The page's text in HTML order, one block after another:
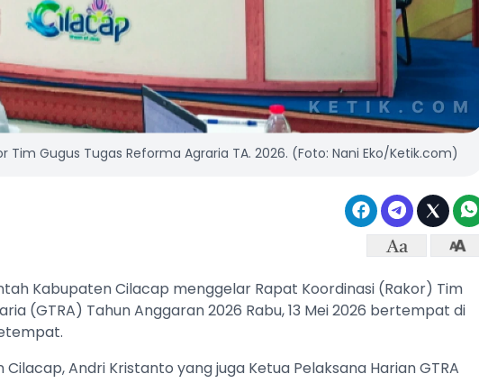
Tim Gugus Tugas Reforma Agraria TA. 2026. (Foto: Nani Eko/Ketik.com)
Kabupaten Cilacap menggelar Rapat Koordinasi (Rakor) Tim
(GTRA) Tahun Anggaran 2026 Rabu, 13 Mei 2026 bertempat di
Andri Kristanto yang juga Ketua Pelaksana Harian GTRA